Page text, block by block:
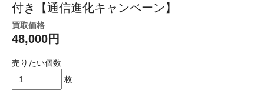
付き【通信進化キャンペーン】
買取価格
48,000円
売りたい個数
枚